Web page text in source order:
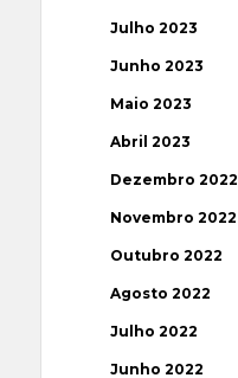
Julho 2023
Junho 2023
Maio 2023
Abril 2023
Dezembro 2022
Novembro 2022
Outubro 2022
Agosto 2022
Julho 2022
Junho 2022